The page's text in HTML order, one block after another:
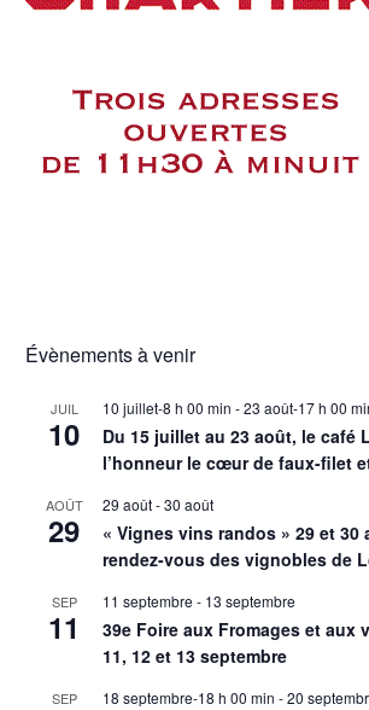
Évènements à venir
JUIL
10
10 juillet-8 h 00 min -23 août-17 h 00
Du 15 juillet au 23 août, le café
l’honneur le cœur de faux-filet
AOÛT
29
29 août-30 août
« Vignes vins randos » 29 et 30
rendez-vous des vignobles de
SEP
11
11 septembre - 13 septembre
39e Foire aux Fromages et aux
11, 12 et 13 septembre
SEP 18 septembre-18 h 00 min -20